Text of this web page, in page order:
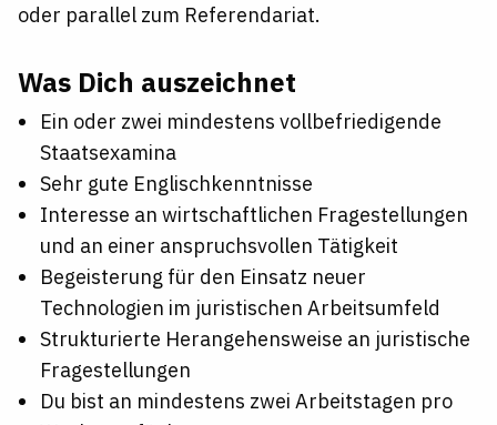
oder parallel zum Referendariat.
Was Dich auszeichnet
Ein oder zwei mindestens vollbefriedigende
Staatsexamina
Sehr gute Englischkenntnisse
Interesse an wirtschaftlichen Fragestellungen
und an einer anspruchsvollen Tätigkeit
Begeisterung für den Einsatz neuer
Technologien im juristischen Arbeitsumfeld
Strukturierte Herangehensweise an juristische
Fragestellungen
Du bist an mindestens zwei Arbeitstagen pro